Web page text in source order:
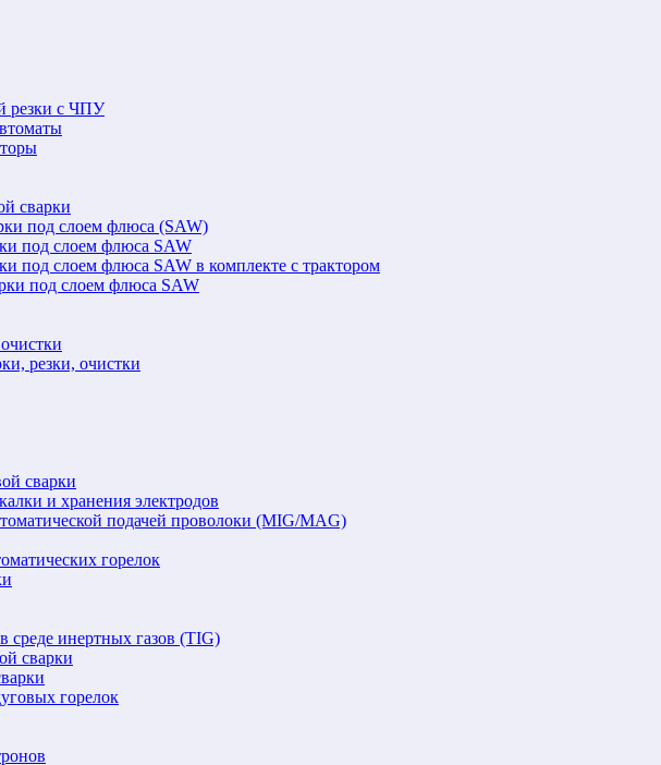
резки с ЧПУ
сварки
под слоем флюса (SAW)
под слоем флюса SAW
под слоем флюса SAW в комплекте с трактором
под слоем флюса SAW
резки, очистки
сварки
и хранения электродов
подачей проволоки (MIG/MAG)
горелок
среде инертных газов (TIG)
сварки
горелок